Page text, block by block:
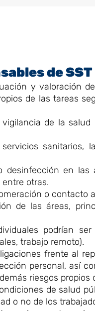
de SST
y valoración
de las tareas
de la
sanitarios,
desinfección en
otras.
o contacto
de las áreas,
podrían
trabajo remoto).
frente al
personal, así
riesgos propios
de salud
o no de los